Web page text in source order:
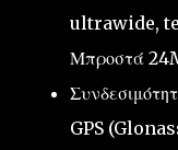
ultrawide,
Μπροστά
GPS